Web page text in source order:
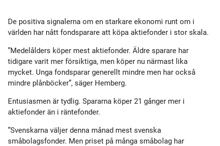
De positiva signalerna om en starkare ekonomi runt om i
världen har nått fondsparare att köpa aktiefonder i stor skala.
”Medelålders köper mest aktiefonder. Äldre sparare har
tidigare varit mer försiktiga, men köper nu närmast lika
mycket. Unga fondsparar generellt mindre men har också
mindre plånböcker”, säger Hemberg.
Entusiasmen är tydlig. Spararna köper 21 gånger mer i
aktiefonder än i räntefonder.
”Svenskarna väljer denna månad mest svenska
småbolagsfonder. Men priset på många småbolag har